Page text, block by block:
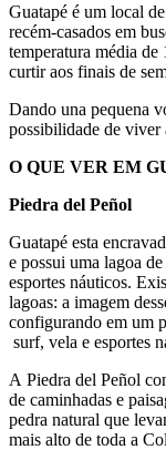
Guatapé é um local
recém-casados em
temperatura média de
curtir aos finais de
Dando una pequena
possibilidade de viver
O QUE VER EM
Piedra del Peñol
Guatapé esta
e possui uma lagoa
esportes náuticos.
lagoas: a imagem
configurando em um
surf, vela e esportes
A Piedra del Peñol
de caminhadas e
pedra natural que
mais alto de toda a